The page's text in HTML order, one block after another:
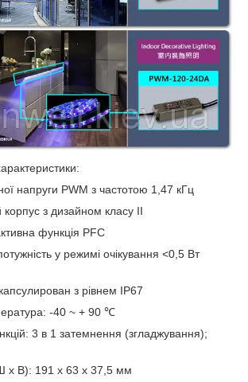
напруги PWM з частотою 1,47 кГц
корпус з дизайном класу II
функція PFC
у режимі очікування <0,5 Вт
з рівнем IP67
-40 ~ + 90 ℃
3 в 1 затемнення (згладжування);
х В): 191 х 63 х 37,5 мм